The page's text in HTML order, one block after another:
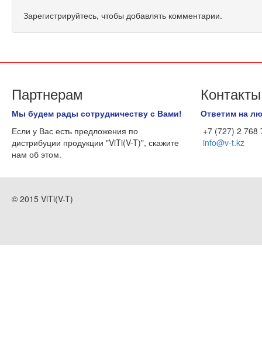
Зарегистрируйтесь, чтобы добавлять комментарии.
Партнерам
Мы будем рады сотрудничеству с Вами!
Если у Вас есть предложения по
дистрибуции продукции "ViTi(V-T)", скажите
нам об этом.
Контакты
Ответим на
+7 (727) 2 768
info@v-t.kz
© 2015 ViTi(V-T)